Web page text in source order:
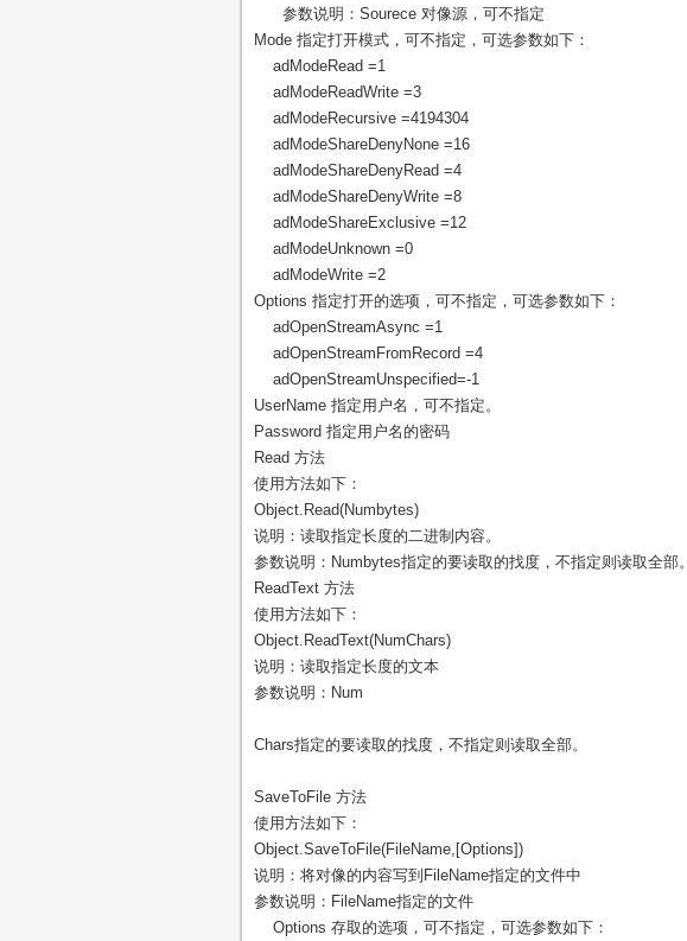
参数说明：Sourece 对像源，可不指定
Mode 指定打开模式，可不指定，可选参数如下：
adModeRead =1
adModeReadWrite =3
adModeRecursive =4194304
adModeShareDenyNone =16
adModeShareDenyRead =4
adModeShareDenyWrite =8
adModeShareExclusive =12
adModeUnknown =0
adModeWrite =2
Options 指定打开的选项，可不指定，可选参数如下：
adOpenStreamAsync =1
adOpenStreamFromRecord =4
adOpenStreamUnspecified=-1
UserName 指定用户名，可不指定。
Password 指定用户名的密码
Read 方法
使用方法如下：
Object.Read(Numbytes)
说明：读取指定长度的二进制内容。
参数说明：Numbytes指定的要读取的找度，不指定则读取全部。
ReadText 方法
使用方法如下：
Object.ReadText(NumChars)
说明：读取指定长度的文本
参数说明：Num
Chars指定的要读取的找度，不指定则读取全部。
SaveToFile 方法
使用方法如下：
Object.SaveToFile(FileName,[Options])
说明：将对像的内容写到FileName指定的文件中
参数说明：FileName指定的文件
Options 存取的选项，可不指定，可选参数如下：